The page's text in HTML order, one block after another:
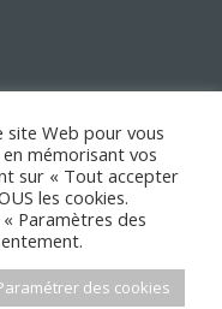
sur-Orge
site Web pour vous
mémorisant vos
sur « Tout accepter
les cookies.
Paramètres des
des cookies